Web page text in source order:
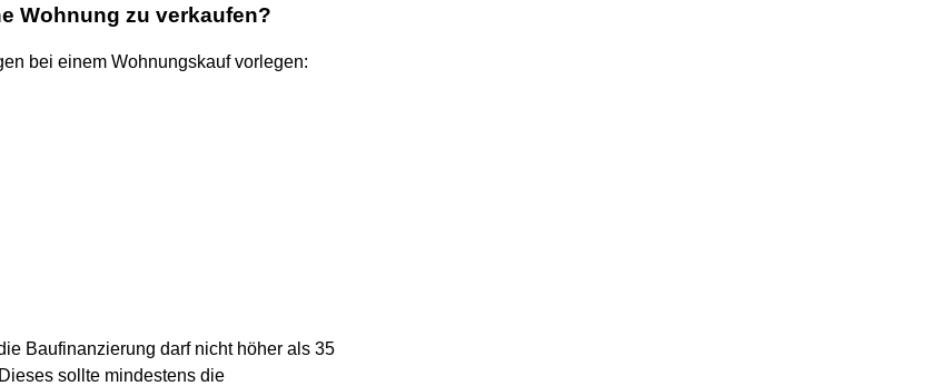
Wohnung zu verkaufen?
bei einem Wohnungskauf vorlegen:
Baufinanzierung darf nicht höher als 35
sollte mindestens die